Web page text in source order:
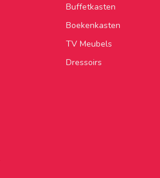
Buffetkasten
Boekenkasten
TV Meubels
Dressoirs